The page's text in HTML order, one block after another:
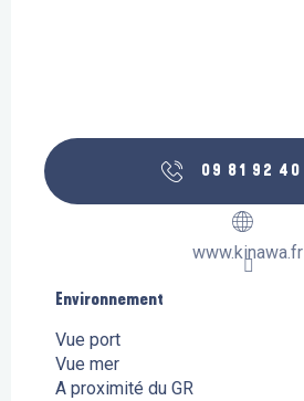
09 81 92 40
www.kinawa.fr
Environnement
Environnement
Vue port
Vue mer
A proximité du GR